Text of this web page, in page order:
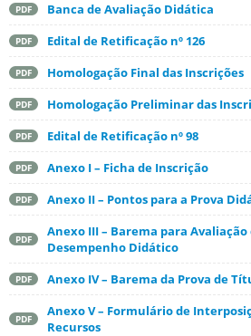
PDF Banca de Avaliação Didática
PDF Edital de Retificação nº 126
PDF Homologação Final das Inscrições
PDF Homologação Preliminar das
PDF Edital de Retificação nº 98
PDF Anexo I – Ficha de Inscrição
PDF Anexo II – Pontos para a Prova
PDF
Anexo III – Barema para Avaliação
Desempenho Didático
PDF Anexo IV – Barema da Prova de
PDF
Anexo V – Formulário de
Recursos